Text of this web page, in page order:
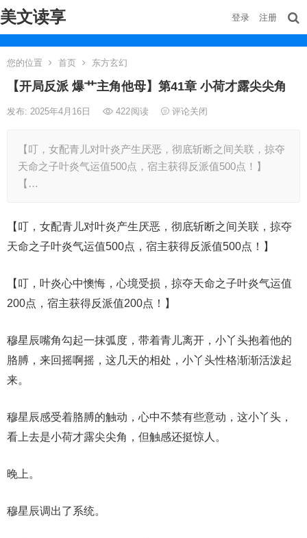
美文读享 登录 注册
您的位置 首页 东方玄幻
【开局反派 爆艹主角他母】第41章 小荷才露尖尖角
发布: 2025年4月16日 422阅读 评论关闭
【叮，女配青儿对叶炎产生厌恶，彻底斩断之间关联，掠夺
天命之子叶炎气运值500点，宿主获得反派值500点！】
【…
【叮，女配青儿对叶炎产生厌恶，彻底斩断之间关联，掠夺
天命之子叶炎气运值500点，宿主获得反派值500点！】
【叮，叶炎心中懊悔，心境受损，掠夺天命之子叶炎气运值
200点，宿主获得反派值200点！】
穆星辰嘴角勾起一抹弧度，带着青儿离开，小丫头抱着他的
胳膊，来回摇啊摇，这几天的相处，小丫头性格渐渐活泼起
来。
穆星辰感受着胳膊的触动，心中不禁有些意动，这小丫头，
看上去是小荷才露尖尖角，但触感还挺惊人。
晚上。
穆星辰调出了系统。